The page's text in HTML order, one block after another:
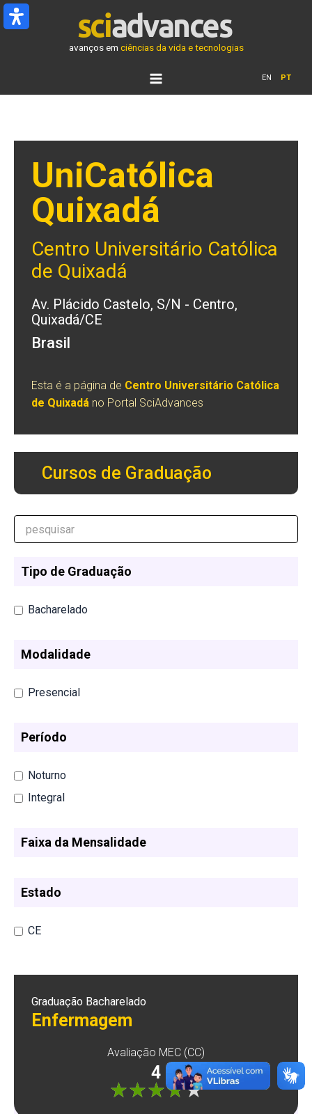
Ir
para
avanços em ciências da vida e tecnologias
EN PT
UniCatólica
Quixadá
Centro Universitário Católica
de Quixadá
Av. Plácido Castelo, S/N - Centro,
Quixadá/CE
Brasil
Esta é a página de Centro Universitário Católica
de Quixadá no Portal SciAdvances
Cursos de Graduação
Tipo de Graduação
Bacharelado
Modalidade
Presencial
Período
Noturno
Integral
Faixa da Mensalidade
Estado
CE
Graduação Bacharelado
Enfermagem
Avaliação MEC (CC)
4
"]